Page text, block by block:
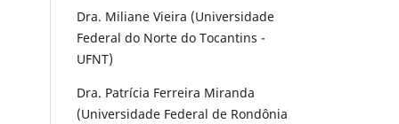
Dra. Miliane Vieira (Universidade
Federal do Norte do Tocantins -
UFNT)
Dra. Patrícia Ferreira Miranda
(Universidade Federal de Rondônia